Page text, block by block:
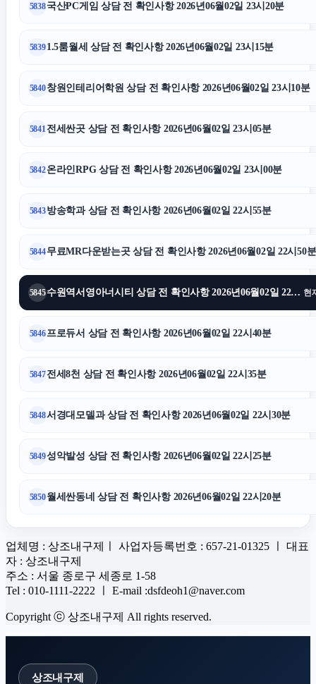
5838국산PC게임 상담 전 확인사항 2026년06월02일 23시20분
58391.5룸월세 상담 전 확인사항 2026년06월02일 23시15분
5840창원인테리어학원 상담 전 확인사항 2026년06월02일 23시10분
5841 전세싼곳 상담 전 확인사항 2026년06월02일 23시05분
5842온라인RPG 상담 전 확인사항 2026년06월02일 23시00분
5843방송학과 상담 전 확인사항 2026년06월02일 22시55분
5844무료MR다운받는곳 상담 전 확인사항 2026년06월02일 22시50분
5845 수원역서영아너시티 상담 전 확인사항 2026년06월02일 22시45분 현
5846프로듀서 상담 전 확인사항 2026년06월02일 22시40분
5847전세8천 상담 전 확인사항 2026년06월02일 22시35분
5848서경대모델과 상담 전 확인사항 2026년06월02일 22시30분
5849성악발성 상담 전 확인사항 2026년06월02일 22시25분
5850월세싼동네 상담 전 확인사항 2026년06월02일 22시20분
업체명 : 상조내구제ㅣ 사업자등록번호 : 657-21-01325 ㅣ 대표
자 : 상조내구제
주소 : 서울 종로구 세종로 1-58
Tel : 010-1111-2222 ㅣ E-mail :dsfdeoh1@naver.com
Copyright ⓒ 상조내구제 All rights reserved.
상조내구제